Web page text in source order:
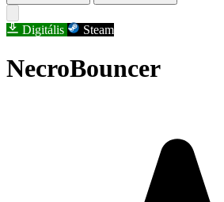
Digitális Steam
NecroBouncer